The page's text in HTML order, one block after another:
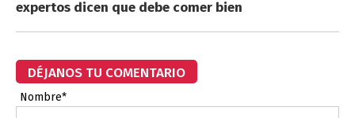
expertos dicen que debe comer bien
DÉJANOS TU COMENTARIO
Nombre*